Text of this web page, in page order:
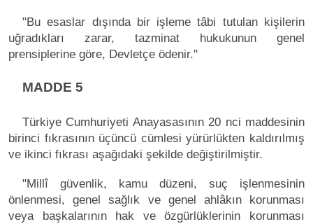
"Bu esaslar dışında bir işleme tâbi tutulan kişilerin
uğradıkları zarar, tazminat hukukunun genel
prensiplerine göre, Devletçe ödenir."
MADDE 5
Türkiye Cumhuriyeti Anayasasının 20 nci maddesinin
birinci fıkrasının üçüncü cümlesi yürürlükten kaldırılmış
ve ikinci fıkrası aşağıdaki şekilde değiştirilmiştir.
"Millî güvenlik, kamu düzeni, suç işlenmesinin
önlenmesi, genel sağlık ve genel ahlâkın korunması
veya başkalarının hak ve özgürlüklerinin korunması